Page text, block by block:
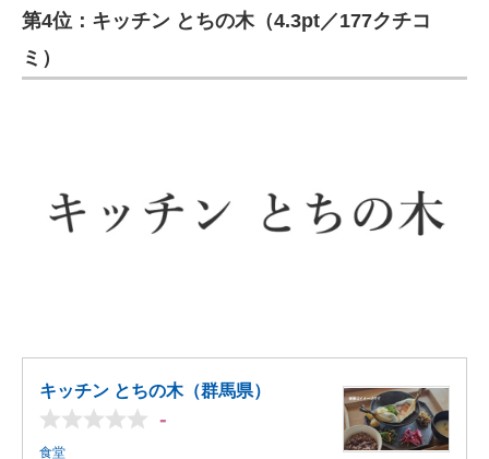
第4位：キッチン とちの木（4.3pt／177クチコ
ミ）
キッチン とちの木（群馬県）
-
食堂